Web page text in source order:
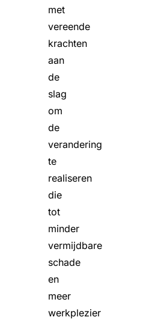
met
vereende
krachten
aan
de
slag
om
de
verandering
te
realiseren
die
tot
minder
vermijdbare
schade
en
meer
werkplezier